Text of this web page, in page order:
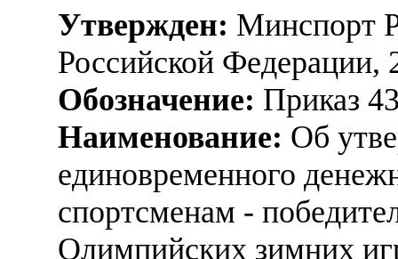
Утвержден: Минспорт
Российской Федерации,
Обозначение: Приказ
Наименование: Об
единовременного
спортсменам -
Олимпийских зимних